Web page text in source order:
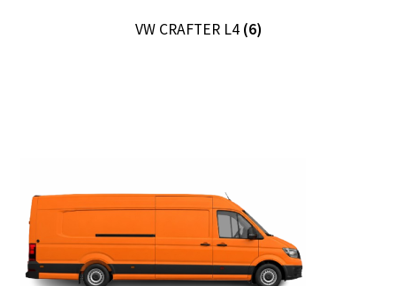
VW CRAFTER L4 (6)